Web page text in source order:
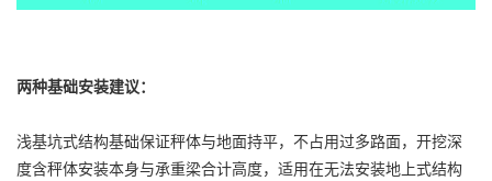
两种基础安装建议：
浅基坑式结构基础保证秤体与地面持平，不占用过多路面，开挖深
度含秤体安装本身与承重梁合计高度，适用在无法安装地上式结构